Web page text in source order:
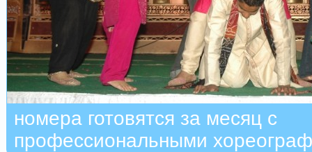
номера готовятся за месяц с
профессиональными